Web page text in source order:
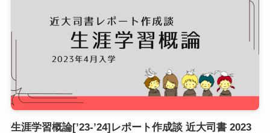
生涯学習概論[’23-’24]レポート作成談 近大司書 2023